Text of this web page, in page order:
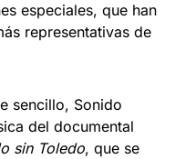
especiales, que han
representativas de
sencillo, Sonido
del documental
sin Toledo, que se